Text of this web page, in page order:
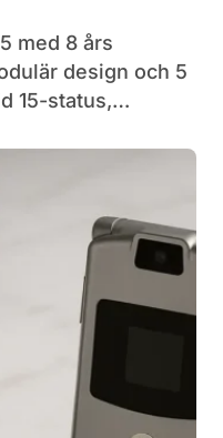
design och 5
15-status,…